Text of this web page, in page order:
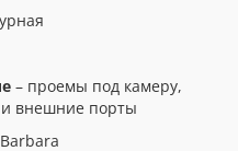
– проемы под камеру,
и внешние порты